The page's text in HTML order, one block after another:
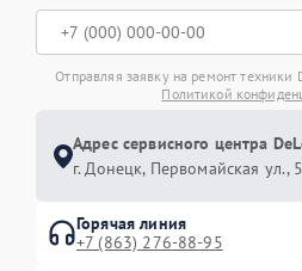
Отправляя заявку на ремонт техники
Политикой
Адрес сервисного центра
г. Донецк, Первомайская ул.,
Горячая линия
+7 (863) 276-88-95